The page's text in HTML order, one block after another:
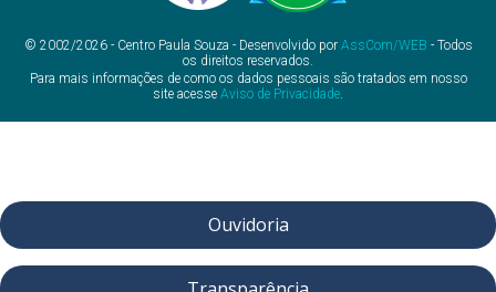
© 2002/2026 - Centro Paula Souza - Desenvolvido por AssCom/WEB - Todos
os direitos reservados.
Para mais informações de como os dados pessoais são tratados em nosso
site acesse Aviso de Privacidade.
Ouvidoria